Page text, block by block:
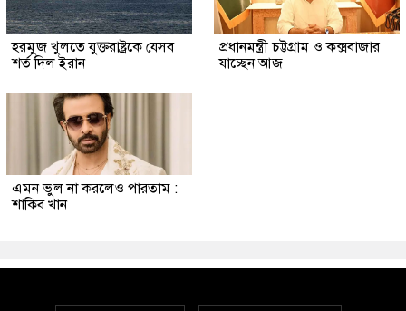
হরমুজ খুলতে যুক্তরাষ্ট্রকে যেসব
শর্ত দিল ইরান
প্রধানমন্ত্রী চট্টগ্রাম ও কক্সবাজার
যাচ্ছেন আজ
এমন ভুল না করলেও পারতাম :
শাকিব খান